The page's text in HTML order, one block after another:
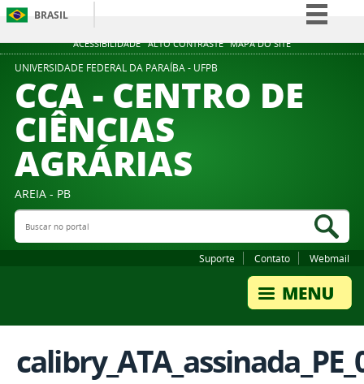
ACESSIBILIDADE ALTO CONTRASTE MAPA DO SITE
BRASIL
Simplifique!
Participe
UNIVERSIDADE FEDERAL DA PARAÍBA - UFPB
CCA - CENTRO DE
CIÊNCIAS
AGRÁRIAS
AREIA - PB
Buscar no portal
Suporte Contato Webmail